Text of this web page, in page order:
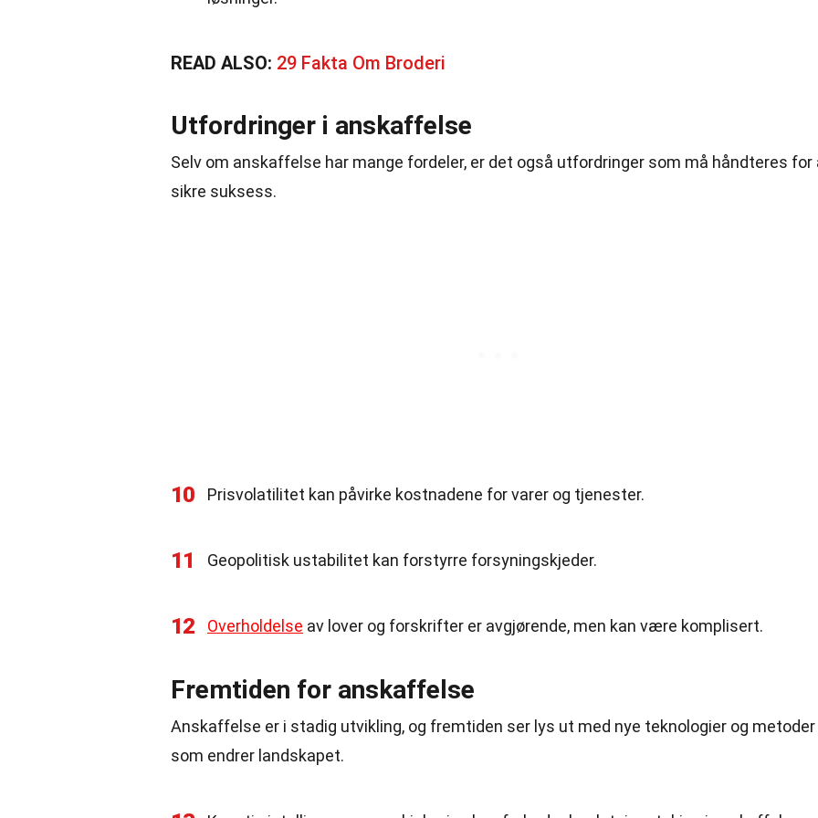
READ ALSO: 29 Fakta Om Broderi
Utfordringer i anskaffelse
Selv om anskaffelse har mange fordeler, er det også utfordringer som må håndteres for
sikre suksess.
10 Prisvolatilitet kan påvirke kostnadene for varer og tjenester.
11 Geopolitisk ustabilitet kan forstyrre forsyningskjeder.
12 Overholdelse av lover og forskrifter er avgjørende, men kan være komplisert.
Fremtiden for anskaffelse
Anskaffelse er i stadig utvikling, og fremtiden ser lys ut med nye teknologier og metoder
som endrer landskapet.